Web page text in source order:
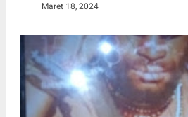
Maret 18, 2024